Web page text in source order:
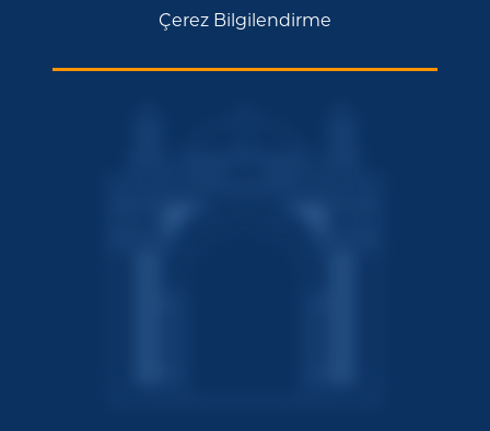
Çerez Bilgilendirme